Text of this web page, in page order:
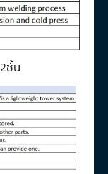
ชั้น